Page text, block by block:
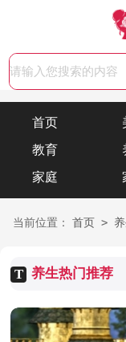
首页
教育
家庭
当前位置： 首页 >
T 养生热门推荐